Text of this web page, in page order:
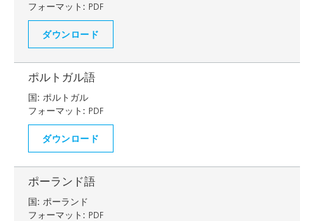
フォーマット: PDF
ダウンロード
ポルトガル語
国: ポルトガル
フォーマット: PDF
ダウンロード
ポーランド語
国: ポーランド
フォーマット: PDF